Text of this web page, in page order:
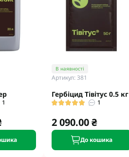
1
В наявності
Артикул: 381
Гербіцид Тівітус 0.5 кг
1
2 090.00 ₴
До кошика